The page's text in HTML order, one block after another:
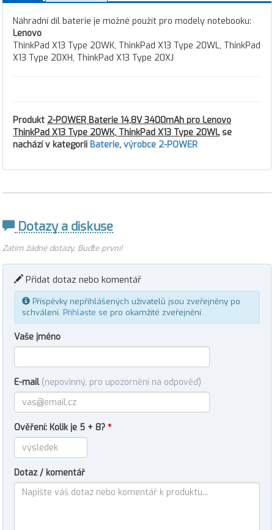
Náhradní díl baterie je možné použít pro modely notebooku:
Lenovo
ThinkPad X13 Type 20WK, ThinkPad X13 Type 20WL, ThinkPad
X13 Type 20XH, ThinkPad X13 Type 20XJ
Produkt 2-POWER Baterie 14,8V 3400mAh pro Lenovo
ThinkPad X13 Type 20WK, ThinkPad X13 Type 20WLse
nachází v kategorii Baterie, výrobce 2-POWER
Dotazy a diskuse
Zatím žádné dotazy. Buďte první!
Přidat dotaz nebo komentář
Příspěvky nepřihlášených uživatelů jsou zveřejněny po
schválení. Přihlaste se pro okamžité zveřejnění.
Vaše jméno
E-mail (nepovinný, pro upozornění na odpověď)
Ověření: Kolik je 5 + 8? *
Dotaz / komentář